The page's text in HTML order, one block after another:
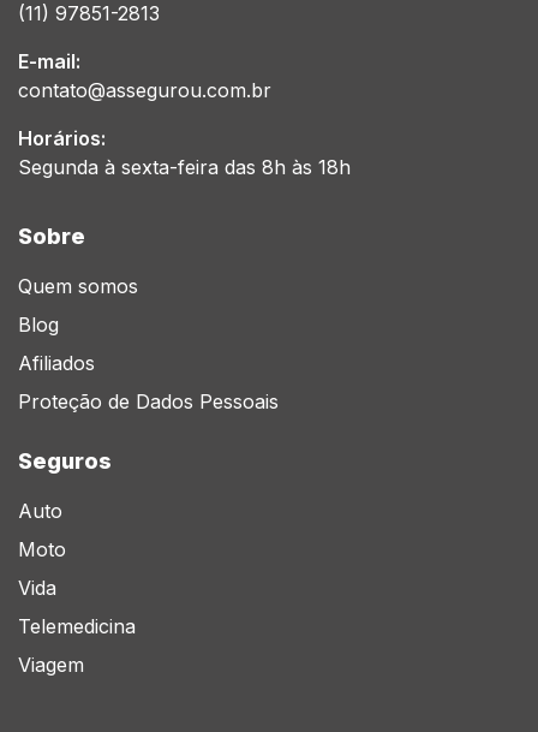
(11) 97851-2813
E-mail:
contato@assegurou.com.br
Horários:
Segunda à sexta-feira das 8h às 18h
Sobre
Quem somos
Blog
Afiliados
Proteção de Dados Pessoais
Seguros
Auto
Moto
Vida
Telemedicina
Viagem